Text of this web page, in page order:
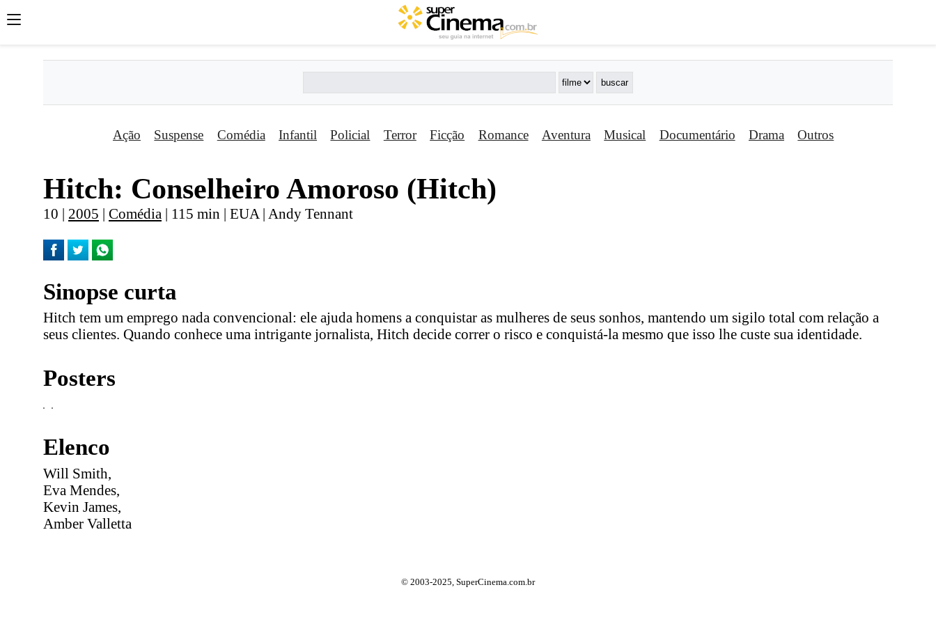
Ação Suspense Comédia Infantil Policial Terror Ficção Romance Aventura Musical Documentário Drama Outros
Hitch: Conselheiro Amoroso (Hitch)
10 | 2005 | Comédia | 115 min | EUA | Andy Tennant
Sinopse curta
Hitch tem um emprego nada convencional: ele ajuda homens a conquistar as mulheres de seus sonhos, mantendo um sigilo total com relação a
seus clientes. Quando conhece uma intrigante jornalista, Hitch decide correr o risco e conquistá-la mesmo que isso lhe custe sua identidade.
Posters
Elenco
Will Smith,
Eva Mendes,
Kevin James,
Amber Valletta
© 2003-2025, SuperCinema.com.br